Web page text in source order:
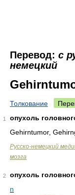
Перевод: с
немецкий
Толкование
1
опухоль
Gehirntumor,
Руccко-немецкий
мозга
2
опухоль
n